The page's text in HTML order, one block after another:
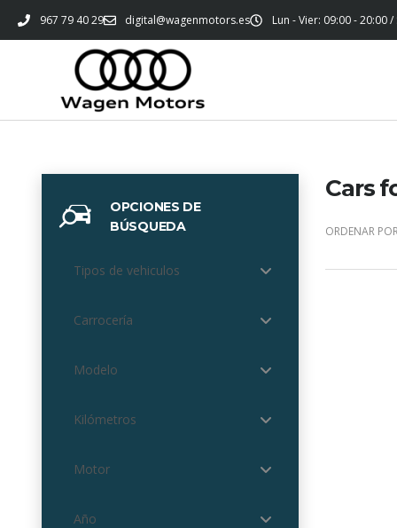
967 79 40 29 digital@wagenmotors.es Lun - Vier: 09:00 - 20:00
OPCIONES DE
BÚSQUEDA
Tipos de vehiculos
Carrocería
Modelo
Kilómetros
Motor
Año
Cars
ORDENAR